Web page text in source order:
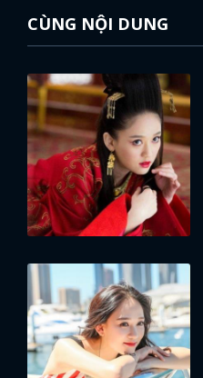
CÙNG NỘI DUNG